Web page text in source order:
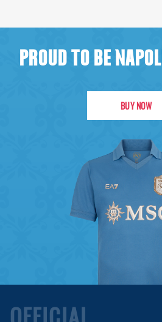
PROUD TO BE NAPOLI
BUY NOW